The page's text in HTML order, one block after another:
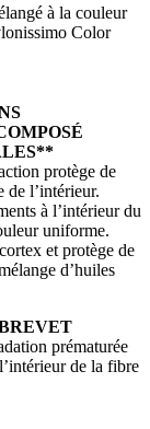
à la couleur
Color
protège de
de l’intérieur.
à l’intérieur du
uniforme.
et protège de
d’huiles
prématurée
de la fibre